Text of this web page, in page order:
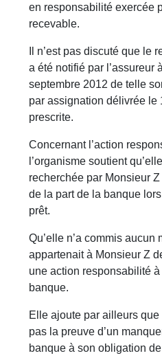
en responsabilité exercée
recevable.
Il n’est pas discuté que le
a été notifié par l’assureur
septembre 2012 de telle
par assignation délivrée le
prescrite.
Concernant l’action
l’organisme soutient
recherchée par Monsieur
de la part de la banque
prêt.
Qu’elle n’a commis aucun
appartenait à Monsieur Z
une action responsabilité à
banque.
Elle ajoute par ailleurs que
pas la preuve d’un
banque à son obligation